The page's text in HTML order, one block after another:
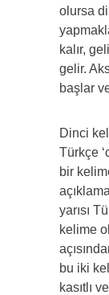
olursa
kalır,
gelir.
başlar
Dinci
Türkçe
bir
yarısı
kelime
bu iki
kasıtlı